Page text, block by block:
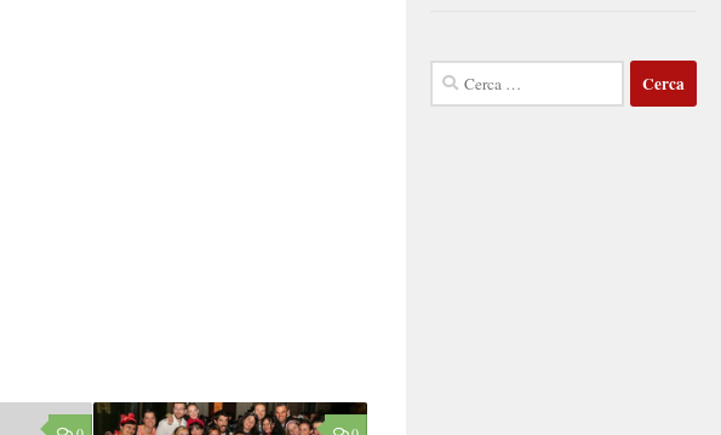
Ricerca
per: